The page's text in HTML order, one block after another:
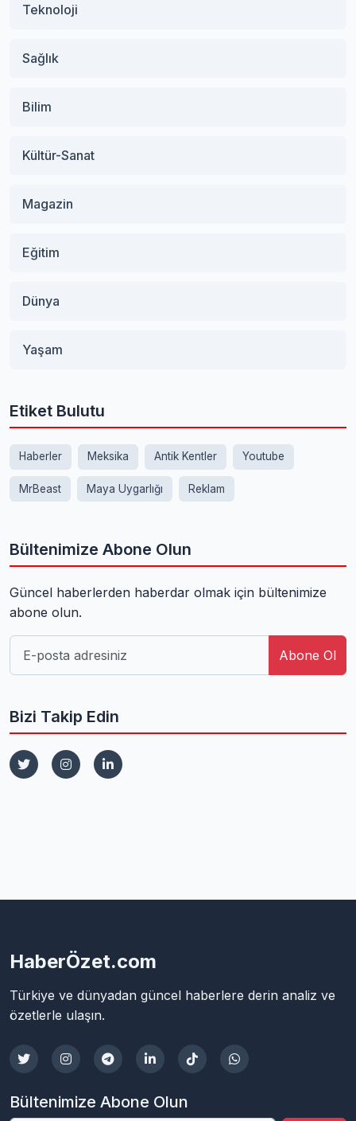
Teknoloji
Sağlık
Bilim
Kültür-Sanat
Magazin
Eğitim
Dünya
Yaşam
Etiket Bulutu
Haberler Meksika Antik Kentler Youtube
MrBeast Maya Uygarlığı Reklam
Bültenimize Abone Olun
Güncel haberlerden haberdar olmak için bültenimize
abone olun.
Abone Ol
Bizi Takip Edin
HaberÖzet.com
Türkiye ve dünyadan güncel haberlere derin analiz ve
özetlerle ulaşın.
Bültenimize Abone Olun